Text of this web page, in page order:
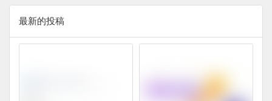
最新的投稿